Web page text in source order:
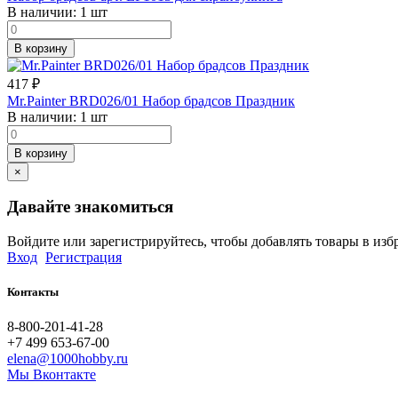
В наличии: 1 шт
В корзину
417 ₽
Mr.Painter BRD026/01 Набор брадсов Праздник
В наличии: 1 шт
В корзину
×
Давайте знакомиться
Войдите или зарегистрируйтесь, чтобы добавлять товары в
Вход Регистрация
Контакты
8-800-201-41-28
+7 499 653-67-00
elena@1000hobby.ru
Мы Вконтакте